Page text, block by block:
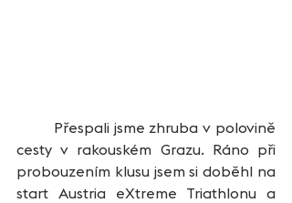
cesty v rakouském Grazu. Ráno při
probouzením klusu jsem si doběhl na
start Austria eXtreme Triathlonu a